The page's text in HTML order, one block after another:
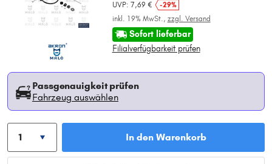
UVP: 7,69 €
-29%
inkl. 19% MwSt., zzgl. Versand
Sofort lieferbar
Filialverfügbarkeit prüfen
Passgenauigkeit prüfen
Fahrzeug auswählen
In den Warenkorb